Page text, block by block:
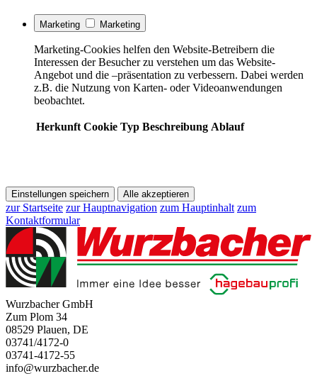
Marketing Marketing
Marketing-Cookies helfen den Website-Betreibern die
Interessen der Besucher zu verstehen um das Website-
Angebot und die –präsentation zu verbessern. Dabei werden
z.B. die Nutzung von Karten- oder Videoanwendungen
beobachtet.
Herkunft Cookie Typ Beschreibung Ablauf
Einstellungen speichern Alle akzeptieren
zur Startseite zur Hauptnavigation zum Hauptinhalt zum
Kontaktformular
Wurzbacher GmbH
Zum Plom 34
08529 Plauen, DE
03741/4172-0
03741-4172-55
info@wurzbacher.de